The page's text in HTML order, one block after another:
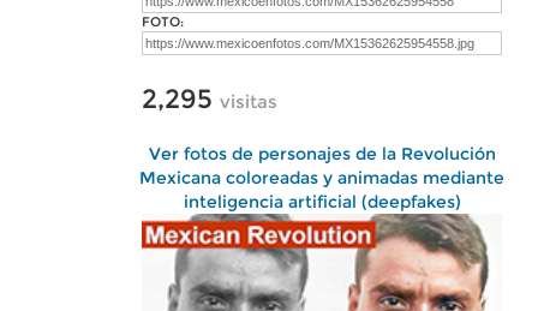
FOTO:
2,295 visitas
Ver fotos de personajes de la Revolución
Mexicana coloreadas y animadas mediante
inteligencia artificial (deepfakes)